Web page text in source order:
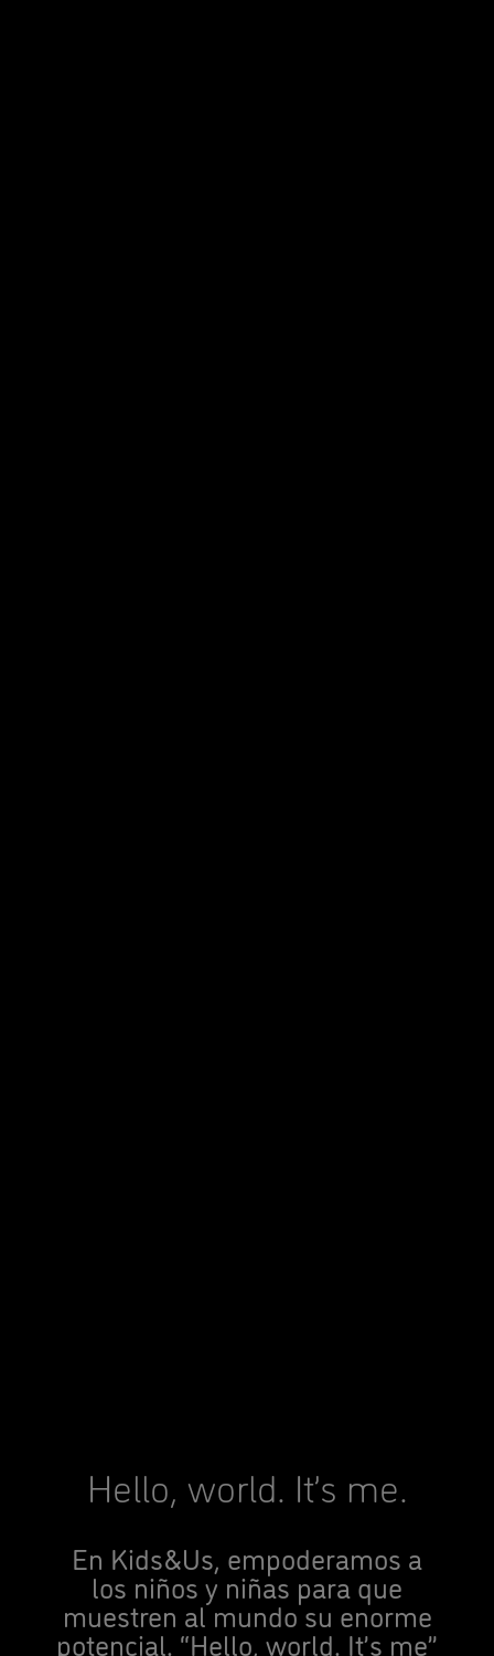
Hello, world. It’s me.
En Kids&Us, empoderamos a
los niños y niñas para que
muestren al mundo su enorme
potencial. “Hello, world. It’s me”